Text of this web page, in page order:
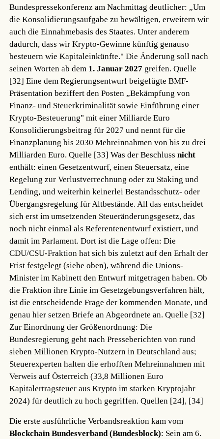
Bundespressekonferenz am Nachmittag deutlicher: „Um
die Konsolidierungsaufgabe zu bewältigen, erweitern wir
auch die Einnahmebasis des Staates. Unter anderem
dadurch, dass wir Krypto-Gewinne künftig genauso
besteuern wie Kapitaleinkünfte." Die Änderung soll nach
seinen Worten ab dem 1. Januar 2027 greifen.Quelle
[32] Eine dem Regierungsentwurf beigefügte BMF-
Präsentation beziffert den Posten „Bekämpfung von
Finanz- und Steuerkriminalität sowie Einführung einer
Krypto-Besteuerung" mit einer Milliarde Euro
Konsolidierungsbeitrag für 2027 und nennt für die
Finanzplanung bis 2030 Mehreinnahmen von bis zu drei
Milliarden Euro.Quelle [33] Was der Beschlussnicht
enthält: einen Gesetzentwurf, einen Steuersatz, eine
Regelung zur Verlustverrechnung oder zu Staking und
Lending, und weiterhin keinerlei Bestandsschutz- oder
Übergangsregelung für Altbestände. All das entscheidet
sich erst im umsetzenden Steueränderungsgesetz, das
noch nicht einmal als Referentenentwurf existiert, und
damit im Parlament. Dort ist die Lage offen: Die
CDU/CSU-Fraktion hat sich bis zuletzt auf den Erhalt der
Frist festgelegt (siehe oben), während die Unions-
Minister im Kabinett den Entwurf mitgetragen haben. Ob
die Fraktion ihre Linie im Gesetzgebungsverfahren hält,
ist die entscheidende Frage der kommenden Monate, und
genau hier setzen Briefe an Abgeordnete an.Quelle [32]
Zur Einordnung der Größenordnung: Die
Bundesregierung geht nach Presseberichten von rund
sieben Millionen Krypto-Nutzern in Deutschland aus;
Steuerexperten halten die erhofften Mehreinnahmen mit
Verweis auf Österreich (33,8 Millionen Euro
Kapitalertragsteuer aus Krypto im starken Kryptojahr
2024) für deutlich zu hoch gegriffen.Quellen [24], [34]
Die erste ausführliche Verbandsreaktion kam vom
Blockchain Bundesverband (Bundesblock): Sein am 6.